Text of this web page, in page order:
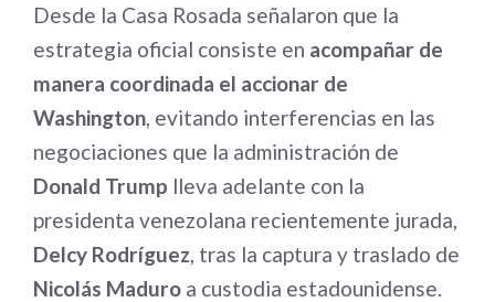
Desde la Casa Rosada señalaron que la
estrategia oficial consiste en acompañar de
manera coordinada el accionar de
Washington, evitando interferencias en las
negociaciones que la administración de
Donald Trump lleva adelante con la
presidenta venezolana recientemente jurada,
Delcy Rodríguez, tras la captura y traslado de
Nicolás Maduro a custodia estadounidense.